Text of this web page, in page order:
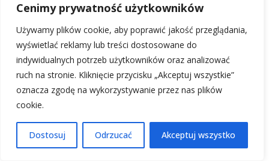
Cenimy prywatność użytkowników
Używamy plików cookie, aby poprawić jakość przeglądania,
wyświetlać reklamy lub treści dostosowane do
indywidualnych potrzeb użytkowników oraz analizować
ruch na stronie. Kliknięcie przycisku „Akceptuj wszystkie”
oznacza zgodę na wykorzystywanie przez nas plików
cookie.
Dostosuj Odrzucać Akceptuj wszystko
Ludzie
Materiały wykończeniowe (16)
Meble
Oświetlenie
Poradniki (93)